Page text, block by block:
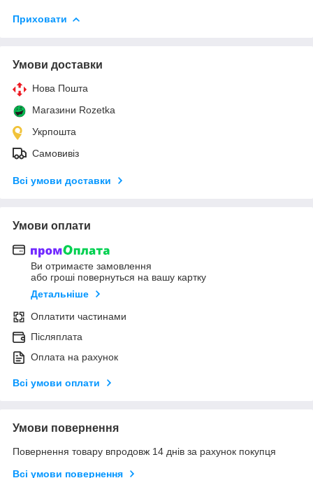
Приховати
Умови доставки
Нова Пошта
Магазини Rozetka
Укрпошта
Самовивіз
Всі умови доставки
Умови оплати
Ви отримаєте замовлення
або гроші повернуться на вашу картку
Детальніше
Оплатити частинами
Післяплата
Оплата на рахунок
Всі умови оплати
Умови повернення
Повернення товару впродовж 14 днів за рахунок покупця
Всі умови повернення